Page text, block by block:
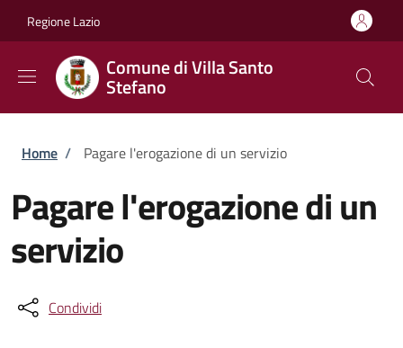
Regione Lazio
Comune di Villa Santo
Stefano
Briciole di pane
Home / Pagare l'erogazione di un servizio
Pagare l'erogazione di un
servizio
Condividi